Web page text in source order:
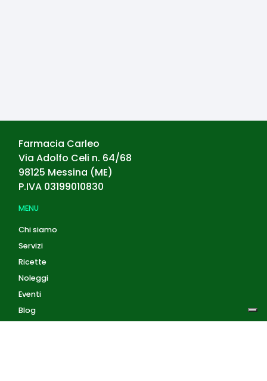
Farmacia Carleo
Via Adolfo Celi n. 64/68
98125 Messina (ME)
P.IVA 03199010830
MENU
Chi siamo
Servizi
Ricette
Noleggi
Eventi
Blog